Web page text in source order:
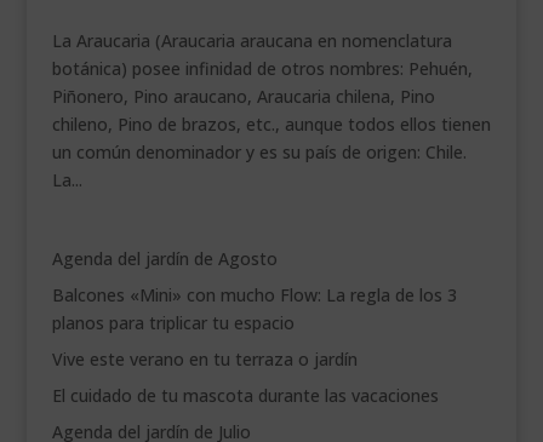
La Araucaria (Araucaria araucana en nomenclatura
botánica) posee infinidad de otros nombres: Pehuén,
Piñonero, Pino araucano, Araucaria chilena, Pino
chileno, Pino de brazos, etc., aunque todos ellos tienen
un común denominador y es su país de origen: Chile.
La...
Agenda del jardín de Agosto
Balcones «Mini» con mucho Flow: La regla de los 3
planos para triplicar tu espacio
Vive este verano en tu terraza o jardín
El cuidado de tu mascota durante las vacaciones
Agenda del jardín de Julio